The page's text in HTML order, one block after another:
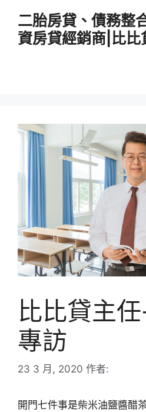
二胎房貸、債務整
資房貸經銷商|比比
比比貸主
專訪
23 3 月, 2020 作者:
開門七件事是柴米油鹽醬醋